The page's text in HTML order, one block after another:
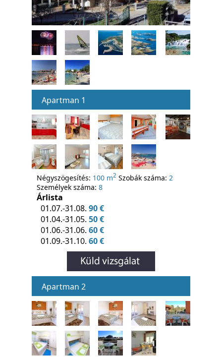
múzeumok
Apartman 1
Négyszögesítés: 100 m2 Szobák száma: 2
Személyek száma: 8
Árlista
01.07.-31.08. 90 €
01.04.-31.05. 50 €
01.06.-31.06. 60 €
01.09.-31.10. 60 €
Apartman 2